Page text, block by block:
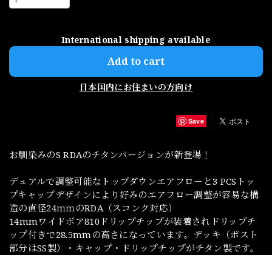
International shipping available
Add to cart
日本国内にお住まいの方向け
Save
お馴染みのS RDAのチタンバージョンが新登場！
デュアルで調整可能なトップダウンエアフローと3 PCSトッ
プキャップデザインにより好みのエアフロー調整が容易な構
造の直径24ｍｍのRDA（スコンク対応）
14mmワイドボア810ドリップチップが装着されドリップチ
ップ付きで28.5mmの高さになっています。デッキ（ポスト
部分はSS製）・キャップ・ドリップチップがチタン製です。